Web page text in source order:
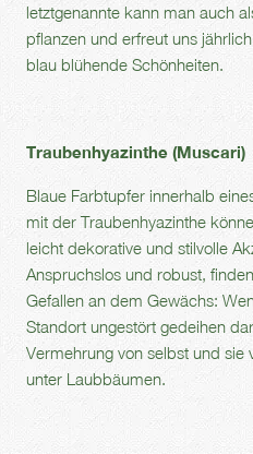
letztgenannte kann man auch
pflanzen und erfreut uns
blau blühende Schönheiten.
Traubenhyazinthe (Muscari)
Blaue Farbtupfer innerhalb
mit der Traubenhyazinthe
leicht dekorative und stilvolle
Anspruchslos und robust,
Gefallen an dem Gewächs:
Standort ungestört gedeihen
Vermehrung von selbst und
unter Laubbäumen.